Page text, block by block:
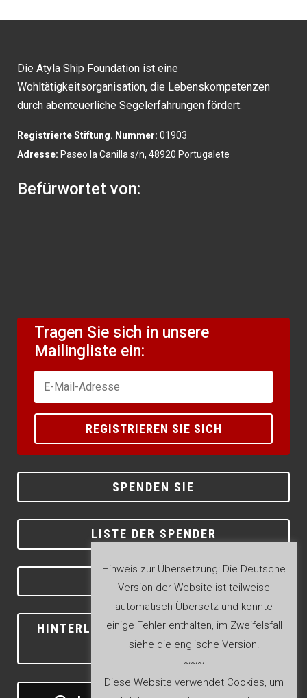
Die Atyla Ship Foundation ist eine
Wohltätigkeitsorganisation, die Lebenskompetenzen
durch abenteuerliche Segelerfahrungen fördert.
Registrierte Stiftung. Nummer: 01903
Adresse: Paseo la Canilla s/n, 48920 Portugalete
Befürwortet von:
Tragen Sie sich in unsere
Mailingliste ein:
REGISTRIEREN SIE SICH
SPENDEN SIE
LISTE DER SPENDER
KONTAKT
HINTERLASSEN SIE EINE BEWERTUNG
BEI GOOGLE
Hinweis zur Übersetzung: Die Deutsche
Version der Website ist teilweise
automatisch Übersetz und könnte
einige Fehler enthalten, im Zweifelsfall
siehe die englische Version.
~~~
Diese Website verwendet Cookies, um